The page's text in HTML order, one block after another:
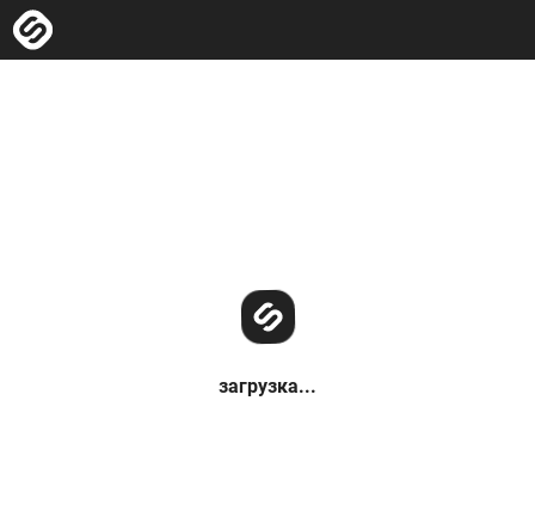
загрузка...